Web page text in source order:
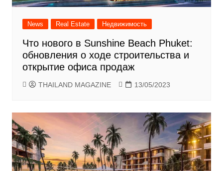
News Real Estate Недвижимость
Что нового в Sunshine Beach Phuket:
обновления о ходе строительства и
открытие офиса продаж
THAILAND MAGAZINE 13/05/2023